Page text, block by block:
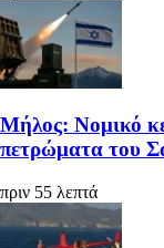
Μήλος: Νομικό
πετρώματα του
πριν 55 λεπτά